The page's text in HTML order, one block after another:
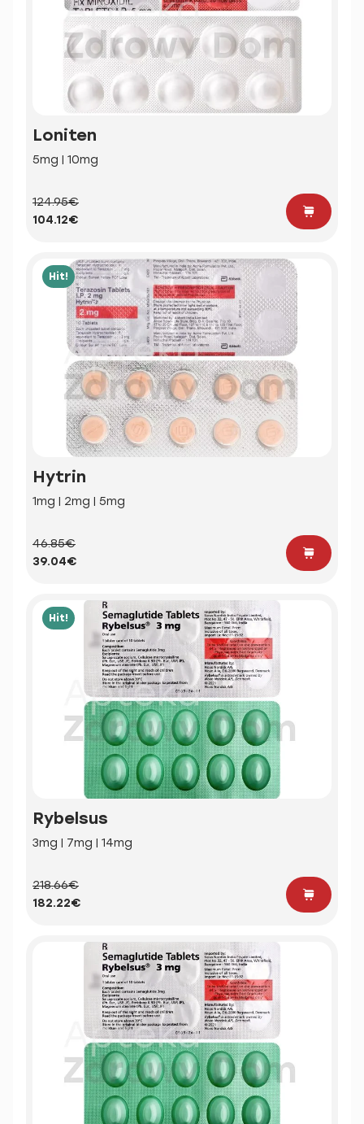
Loniten
5mg | 10mg
124.95€
104.12€
Hit!
Hytrin
1mg | 2mg | 5mg
46.85€
39.04€
Hit!
Rybelsus
3mg | 7mg | 14mg
218.66€
182.22€